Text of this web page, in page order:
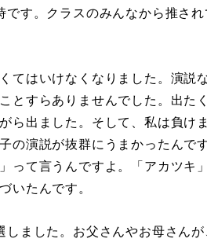
です。クラスのみんなから推さ
てはいけなくなりました。演説
とすらありませんでした。出た
ら出ました。そして、私は負け
の演説が抜群にうまかったんで
って言うんですよ。「アカツキ
いたんです。
ました。お父さんやお母さん